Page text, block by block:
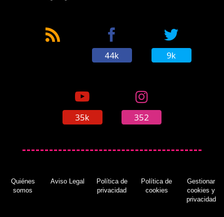
44k 9k
35k 352
Quiénes
somos
Aviso Legal
Política de
privacidad
Política de
cookies
Gestionar
cookies y
privacidad